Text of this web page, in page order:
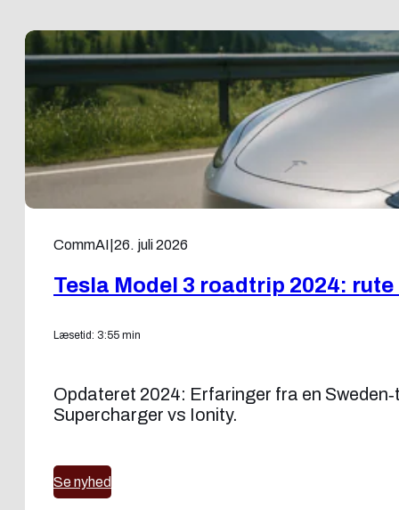
CommAI 26. juli 2026
Tesla Model 3 roadtrip 2024:
Læsetid: 3:55 min
Opdateret 2024: Erfaringer fra en
Supercharger vs Ionity.
Se nyhed